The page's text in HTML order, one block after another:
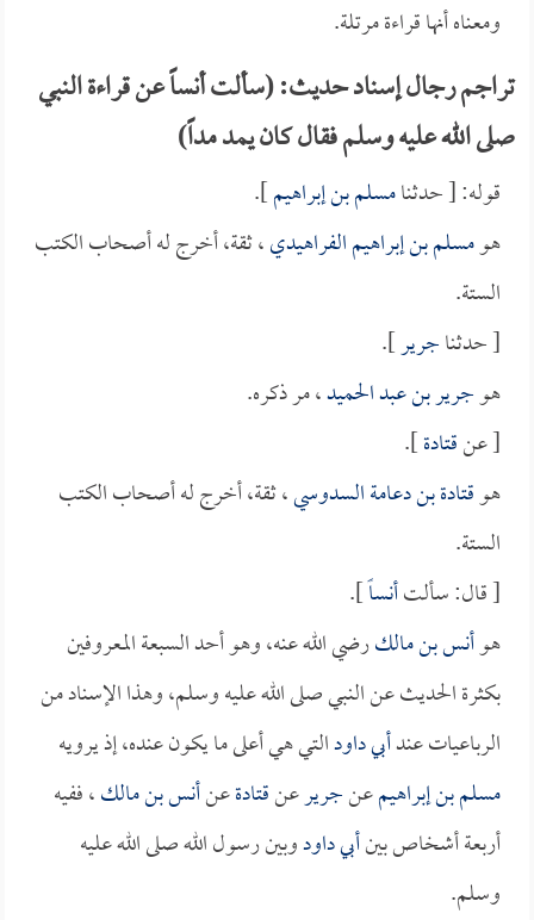
ومعناه أنها قراءة مرتلة.
تراجم رجال إسناد حديث: (سألت أنساً عن قراءة النبي
صلى الله عليه وسلم فقال كان يمد مداً)
قوله: [ حدثنامسلم بن إبراهيم].
هومسلم بن إبراهيم الفراهيدي، ثقة، أخرج له أصحاب الكتب
الستة.
[ حدثناجرير].
هوجرير بن عبد الحميد، مر ذكره.
[ عنقتادة].
هوقتادة بن دعامة السدوسي، ثقة، أخرج له أصحاب الكتب
الستة.
[ قال: سألتأنساً].
هوأنس بن مالكرضي الله عنه، وهو أحد السبعة المعروفين
بكثرة الحديث عن النبي صلى الله عليه وسلم، وهذا الإسناد من
الرباعيات عندأبي داودالتي هي أعلى ما يكون عنده، إذ يرويه
مسلم بن إبراهيمعنجريرعنقتادةعنأنس بن مالك، ففيه
أربعة أشخاص بينأبي داودوبين رسول الله صلى الله عليه
وسلم.